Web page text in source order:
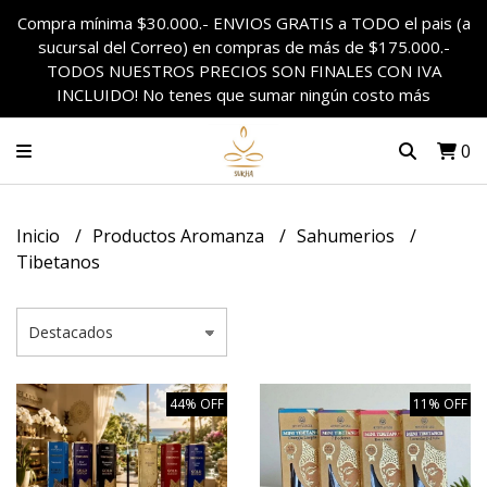
Compra mínima $30.000.- ENVIOS GRATIS a TODO el pais (a
sucursal del Correo) en compras de más de $175.000.-
TODOS NUESTROS PRECIOS SON FINALES CON IVA
INCLUIDO! No tenes que sumar ningún costo más
0
Inicio Productos Aromanza
Sahumerios
Tibetanos
44% OFF 11% OFF